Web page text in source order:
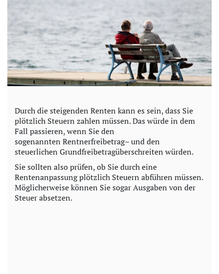
Durch die steigenden Renten kann es sein, dass Sie
plötzlich Steuern zahlen müssen. Das würde in dem
Fall passieren, wenn Sie den
sogenannten Rentnerfreibetrag– und den
steuerlichen Grundfreibetragüberschreiten würden.
Sie sollten also prüfen, ob Sie durch eine
Rentenanpassung plötzlich Steuern abführen müssen.
Möglicherweise können Sie sogar Ausgaben von der
Steuer absetzen.